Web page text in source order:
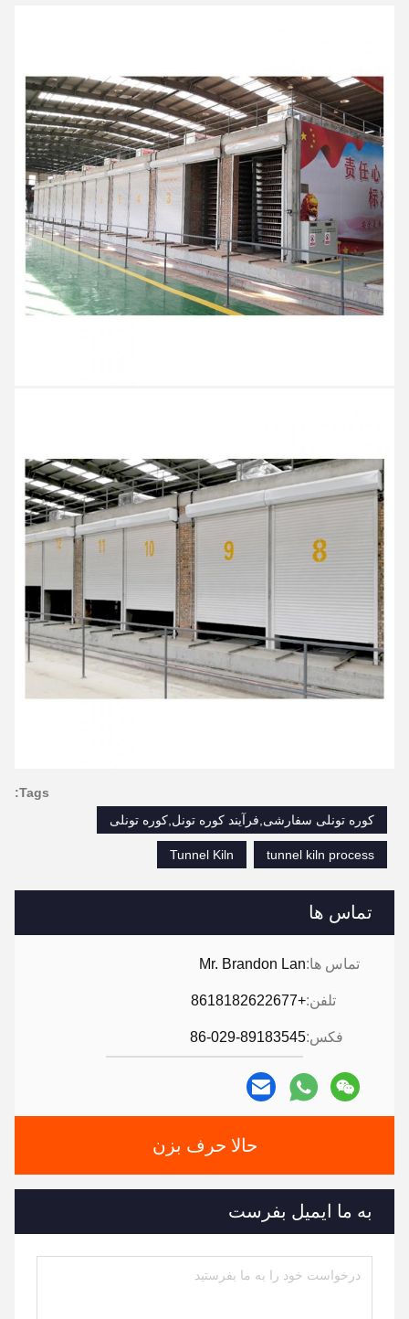
تماس ها
تماس ها:Mr. Brandon Lan
تلفن:+8618182622677
فکس:86-029-89183545
حالا حرف بزن
به ما ایمیل بفرست
Tags:
کوره تونلی سفارشی,فرآیند کوره تونل,کوره تونلی
tunnel kiln process
Tunnel Kiln